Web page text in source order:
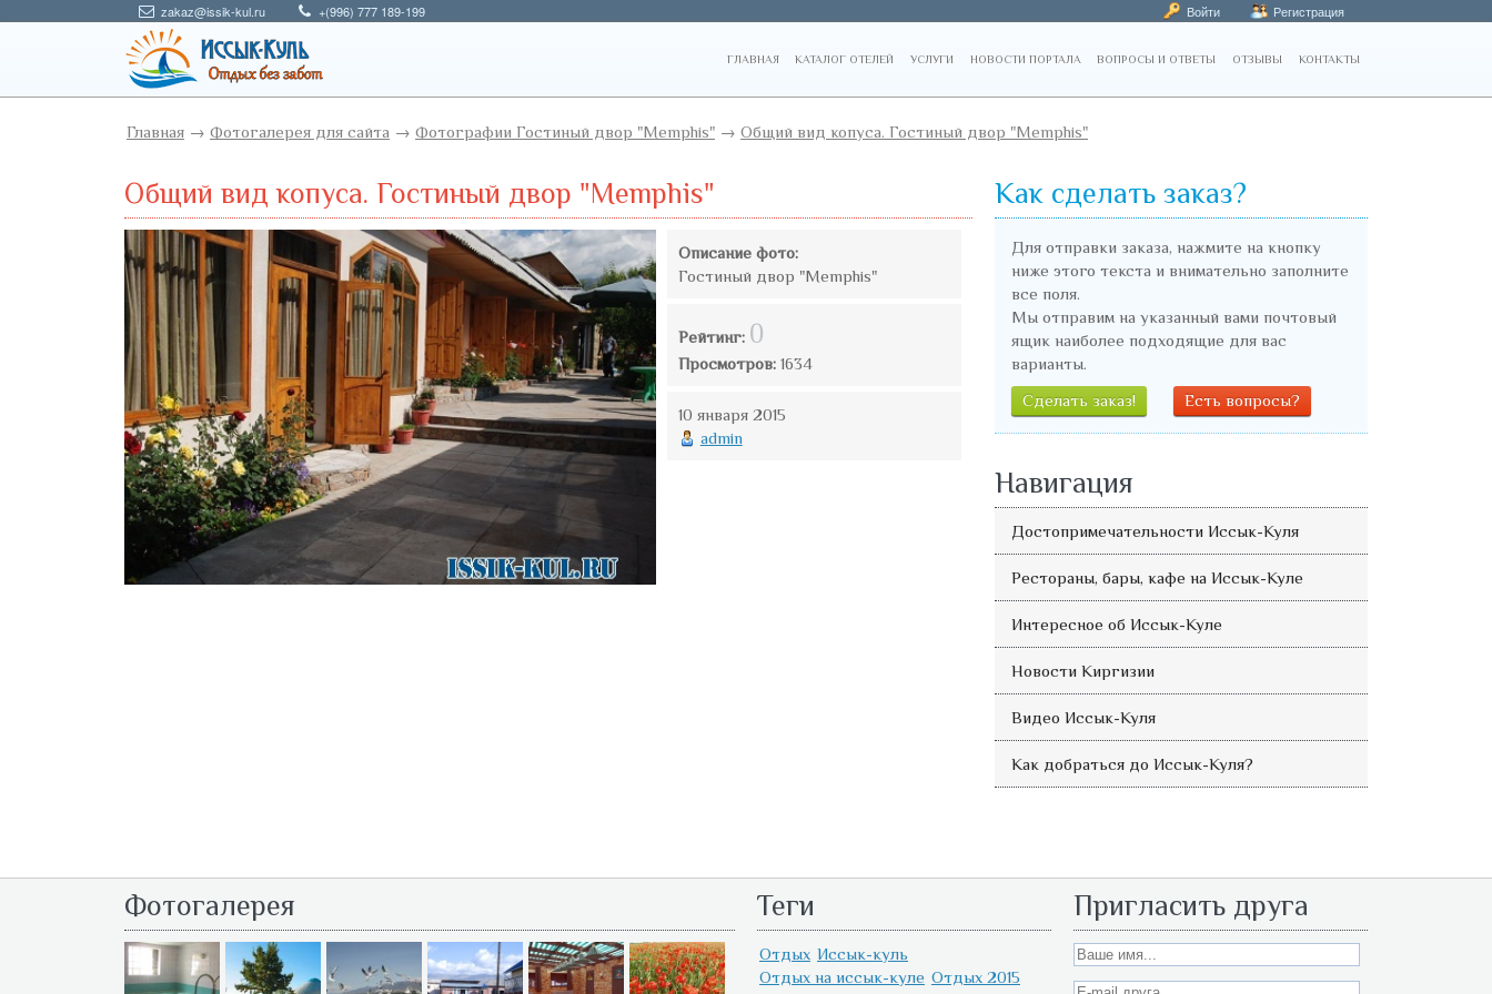
zakaz@issik-kul.ru +(996) 777 189-199 Войти Регистрация
ГЛАВНАЯ КАТАЛОГ ОТЕЛЕЙ УСЛУГИ НОВОСТИ ПОРТАЛА ВОПРОСЫ И ОТВЕТЫ ОТЗЫВЫ КОНТАКТЫ
Главная → Фотогалерея для сайта → Фотографии Гостиный двор "Memphis" → Общий вид копуса. Гостиный двор "Memphis"
Общий вид копуса. Гостиный двор "Memphis"
Описание фото:
Гостиный двор "Memphis"
Рейтинг: 0
Просмотров: 1634
10 января 2015
admin
Как сделать заказ?
Для отправки заказа, нажмите на кнопку
ниже этого текста и внимательно заполните
все поля.
Мы отправим на указанный вами почтовый
ящик наиболее подходящие для вас
варианты.
Сделать заказ!
Есть вопросы?
Навигация
Достопримечательности Иссык-Куля
Рестораны, бары, кафе на Иссык-Куле
Интересное об Иссык-Куле
Новости Киргизии
Видео Иссык-Куля
Как добраться до Иссык-Куля?
Фотогалерея Теги
Отдых Иссык-куль
Отдых на иссык-куле Отдых 2015
Пригласить друга